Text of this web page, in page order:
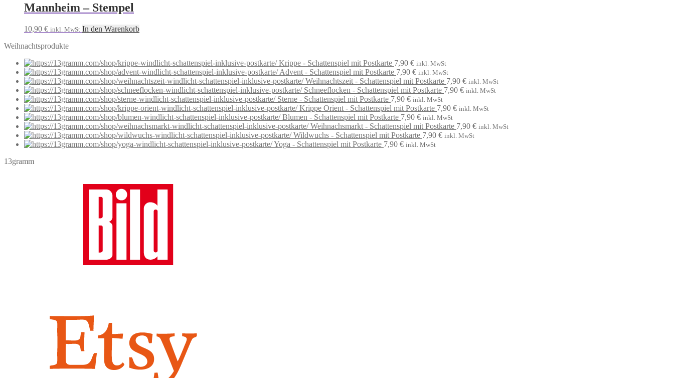
Mannheim – Stempel
10,90 € inkl. MwSt In den Warenkorb
Weihnachtsprodukte
Krippe - Schattenspiel mit Postkarte 7,90 € inkl. MwSt
Advent - Schattenspiel mit Postkarte 7,90 € inkl. MwSt
Weihnachtszeit - Schattenspiel mit Postkarte 7,90 € inkl. MwSt
Schneeflocken - Schattenspiel mit Postkarte 7,90 € inkl. MwSt
Sterne - Schattenspiel mit Postkarte 7,90 € inkl. MwSt
Krippe Orient - Schattenspiel mit Postkarte 7,90 € inkl. MwSt
Blumen - Schattenspiel mit Postkarte 7,90 € inkl. MwSt
Weihnachsmarkt - Schattenspiel mit Postkarte 7,90 € inkl. MwSt
Wildwuchs - Schattenspiel mit Postkarte 7,90 € inkl. MwSt
Yoga - Schattenspiel mit Postkarte 7,90 € inkl. MwSt
13gramm